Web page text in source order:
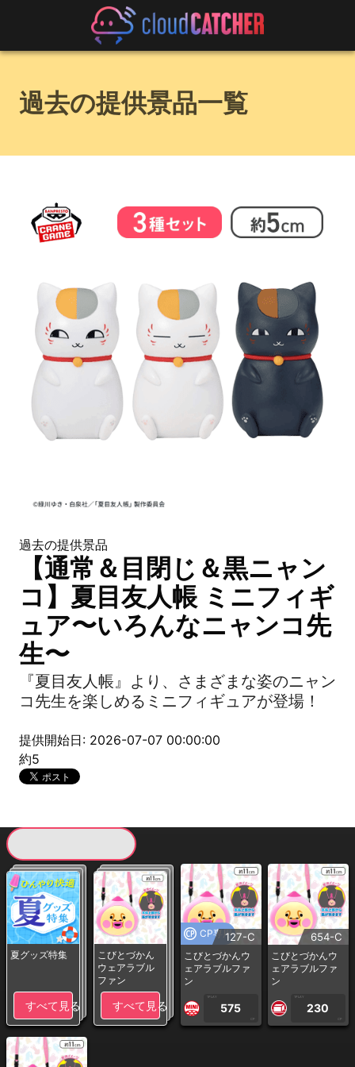
過去の提供景品一覧
過去の提供景品
【通常＆目閉じ＆黒ニャン
コ】夏目友人帳 ミニフィギ
ュア〜いろんなニャンコ先
生〜
『夏目友人帳』より、さまざまな姿のニャン
コ先生を楽しめるミニフィギュアが登場！
提供開始日: 2026-07-07 00:00:00
約5
夏グッズ特集
すべて見る
こびとづかん
ウェアラブル
ファン
すべて見る
CP専用127-C
こびとづかんウ
ェアラブルファ
ン
1PLAY
575
CP
654-C
こびとづかんウ
ェアラブルファ
ン
1PLAY
230
CP